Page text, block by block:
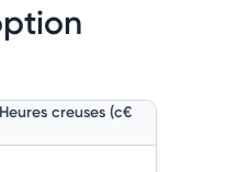
creuses (c€